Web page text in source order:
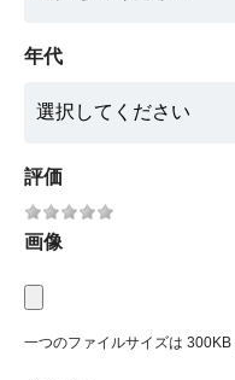
年代
評価
画像
一つのファイルサイズは 300KB